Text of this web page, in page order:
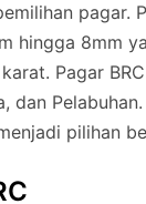
pagar.
hingga 8mm
Pagar
dan
pilihan